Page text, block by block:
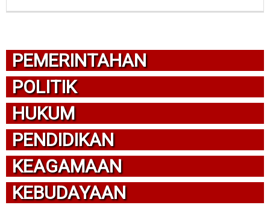
PEMERINTAHAN
POLITIK
HUKUM
PENDIDIKAN
KEAGAMAAN
KEBUDAYAAN